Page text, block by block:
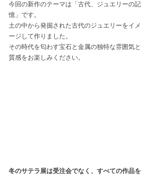
今回の新作のテーマは「古代、ジュエリーの記
憶」です。
土の中から発掘された古代のジュエリーをイメ
ージして作りました。
その時代を匂わす宝石と金属の独特な雰囲気と
質感をお楽しみください。
冬のサテラ展は受注会でなく、すべての作品を